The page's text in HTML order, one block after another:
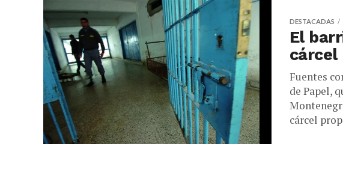
DESTACADAS
El
cárcel
Fuentes
de Papel,
cárcel